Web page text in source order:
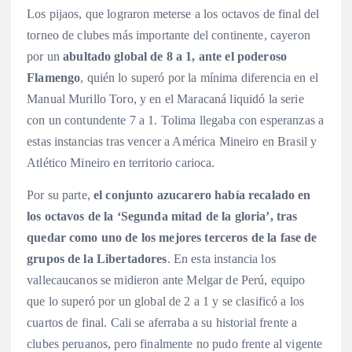
Los pijaos, que lograron meterse a los octavos de final del
torneo de clubes más importante del continente, cayeron
por unabultado global de 8 a 1, ante el poderoso
Flamengo, quién lo superó por la mínima diferencia en el
Manual Murillo Toro, y en el Maracaná liquidó la serie
con un contundente 7 a 1. Tolima llegaba con esperanzas a
estas instancias tras vencer a América Mineiro en Brasil y
Atlético Mineiro en territorio carioca.
Por su parte,el conjunto azucarero había recalado en
los octavos de la ‘Segunda mitad de la gloria’, tras
quedar como uno de los mejores terceros de la fase de
grupos de la Libertadores. En esta instancia los
vallecaucanos se midieron ante Melgar de Perú, equipo
que lo superó por un global de 2 a 1 y se clasificó a los
cuartos de final. Cali se aferraba a su historial frente a
clubes peruanos, pero finalmente no pudo frente al vigente